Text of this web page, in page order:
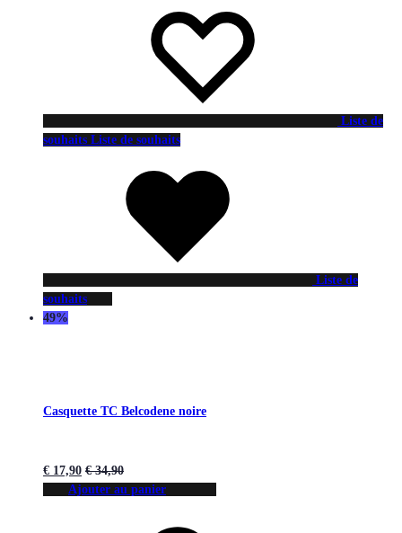
Liste de
souhaits Liste de souhaits
Liste de
souhaits
49%
Casquette TC Belcodene noire
€ 17,90 €34,90
Ajouter au panier